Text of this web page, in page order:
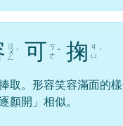
ㄖ
ㄨ
ㄥ
ˊ 可 ㄎ
ㄜ ˇ 掬 ㄐ
ㄩ ˊ
取。形容笑容滿面的
顏開」相似。